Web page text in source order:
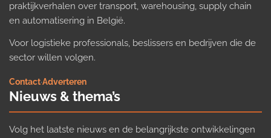
praktijkverhalen over transport, warehousing, supply chain
en automatisering in België.
Voor logistieke professionals, beslissers en bedrijven die de
sector willen volgen.
Contact·Adverteren
Nieuws & thema’s
Volg het laatste nieuws en de belangrijkste ontwikkelingen